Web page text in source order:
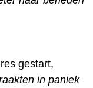
gestart,
in paniek